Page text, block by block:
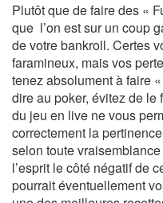
Plutôt que de faire des «
que l’on est sur un coup
de votre bankroll. Certes
faramineux, mais vos
tenez absolument à faire
dire au poker, évitez de le
du jeu en live ne vous
correctement la
selon toute
l’esprit le côté négatif de
pourrait éventuellement